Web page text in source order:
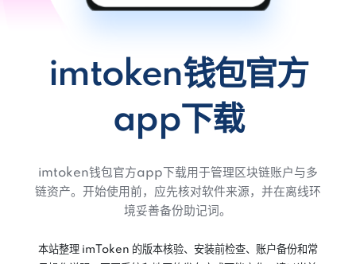
imtoken钱包官方
app下载
imtoken钱包官方app下载用于管理区块链账户与多
链资产。开始使用前，应先核对软件来源，并在离线环
境妥善备份助记词。
本站整理 imToken 的版本核验、安装前检查、账户备份和常